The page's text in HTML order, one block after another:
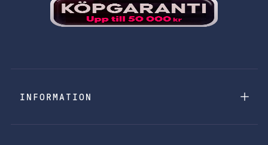
INFORMATION